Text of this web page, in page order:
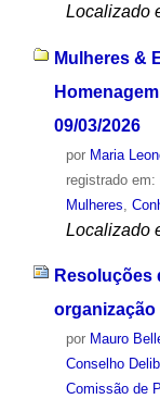
Localizado
Mulheres &
09/03/2026
por Maria
registrado em:
Mulheres
Localizado
Resoluções
organização
por Mauro
Conselho
Comissão de